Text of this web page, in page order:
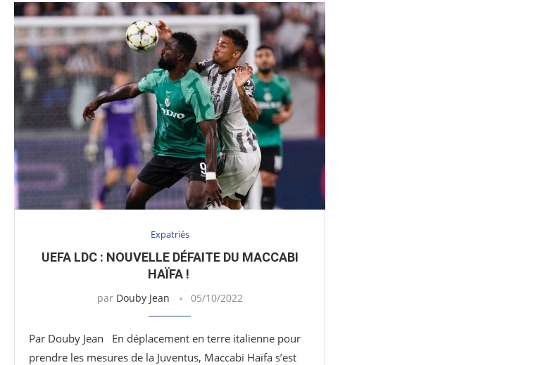
Expatriés
UEFA LDC : NOUVELLE DÉFAITE DU MACCABI
HAÏFA !
par Douby Jean 05/10/2022
Par Douby Jean En déplacement en terre italienne pour
prendre les mesures de la Juventus, Maccabi Haïfa s’est